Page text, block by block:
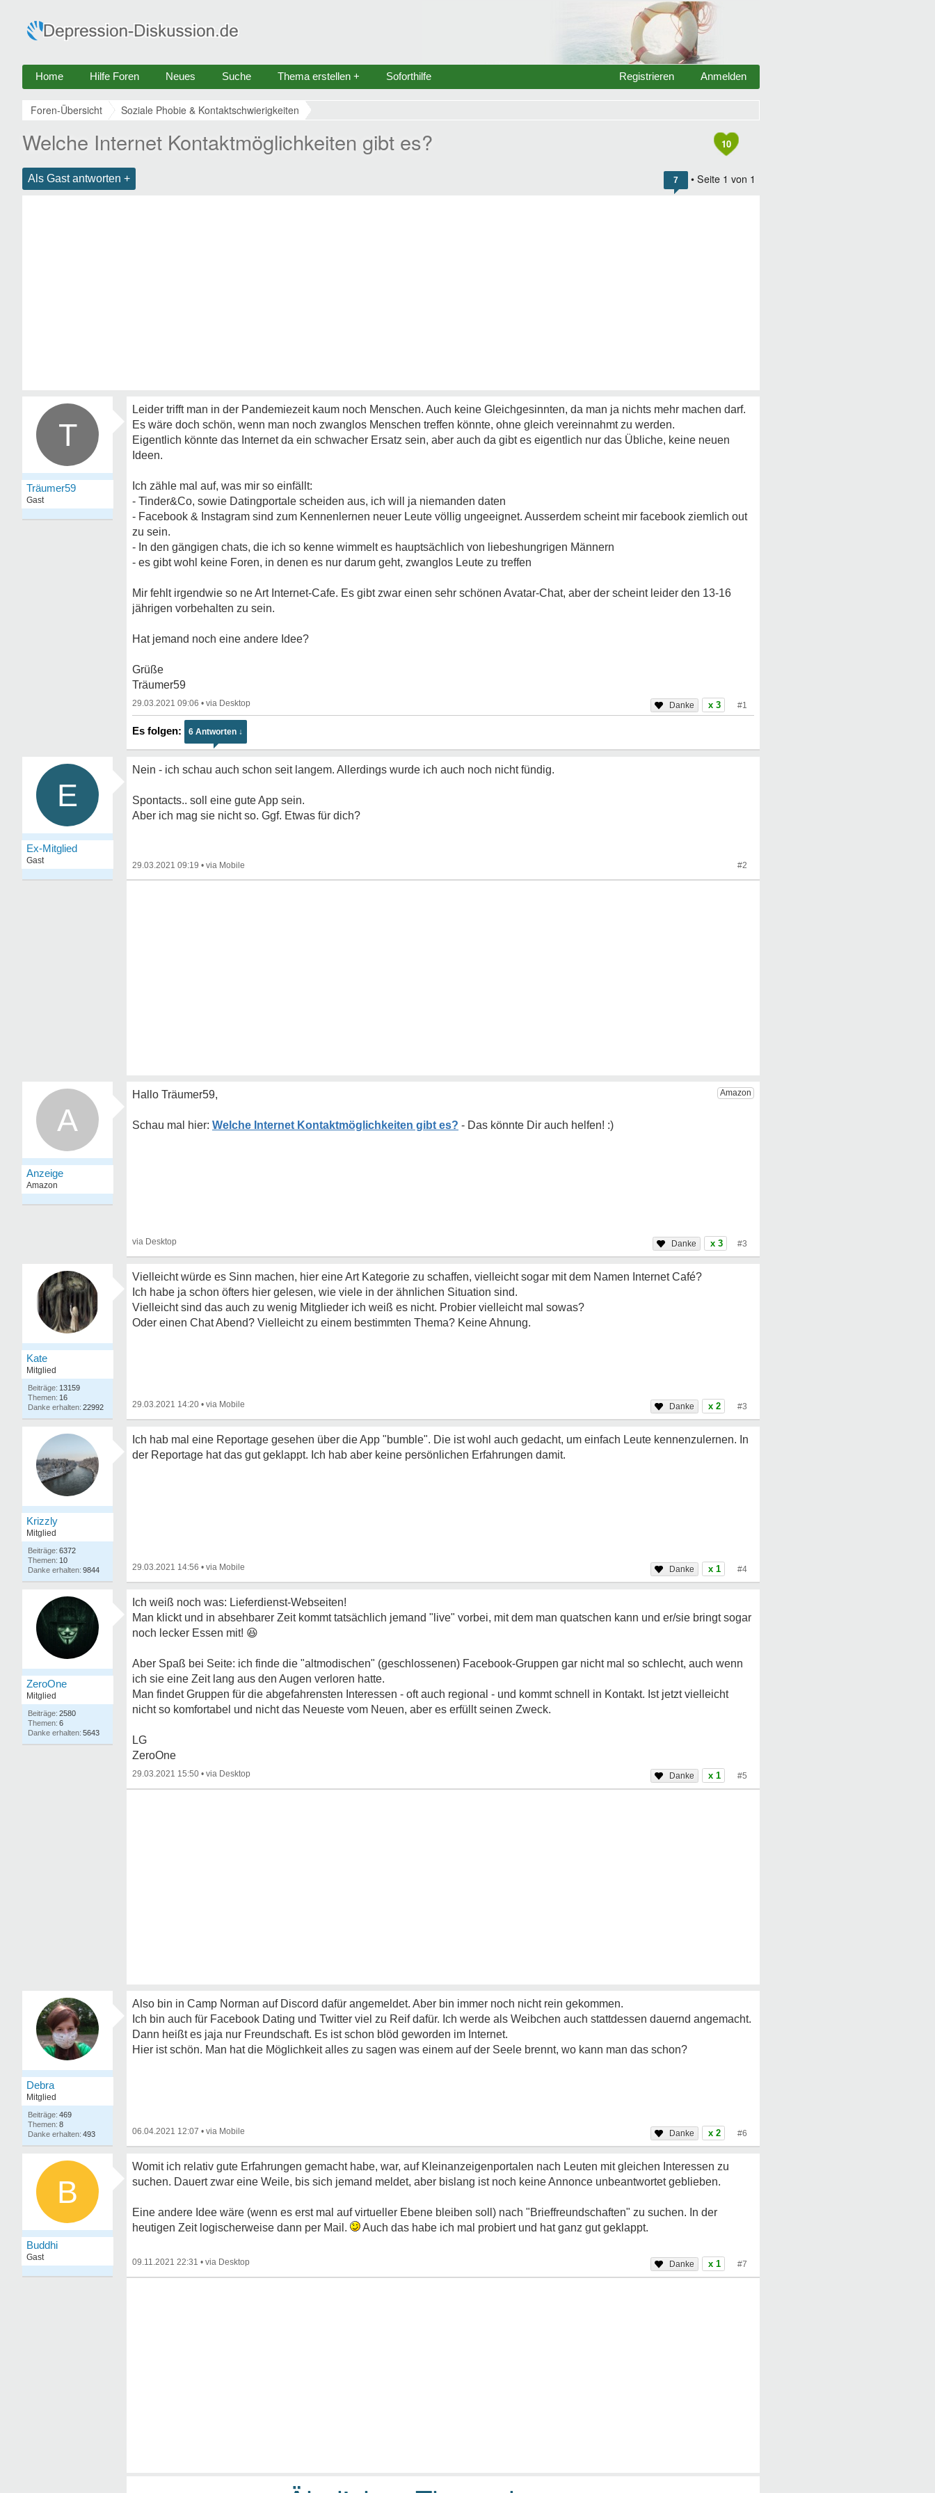
Home Hilfe Foren Neues Suche Thema erstellen + Soforthilfe Anmelden
Registrieren
Foren-Übersicht Soziale Phobie & Kontaktschwierigkeiten
10
Welche Internet Kontaktmöglichkeiten gibt es?
Als Gast antworten + 7 • Seite 1 von 1
T
Träumer59
Gast
Leider trifft man in der Pandemiezeit kaum noch Menschen. Auch keine Gleichgesinnten, da man ja nichts mehr machen darf.
Es wäre doch schön, wenn man noch zwanglos Menschen treffen könnte, ohne gleich vereinnahmt zu werden.
Eigentlich könnte das Internet da ein schwacher Ersatz sein, aber auch da gibt es eigentlich nur das Übliche, keine neuen
Ideen.
Ich zähle mal auf, was mir so einfällt:
- Tinder&Co, sowie Datingportale scheiden aus, ich will ja niemanden daten
- Facebook & Instagram sind zum Kennenlernen neuer Leute völlig ungeeignet. Ausserdem scheint mir facebook ziemlich out
zu sein.
- In den gängigen chats, die ich so kenne wimmelt es hauptsächlich von liebeshungrigen Männern
- es gibt wohl keine Foren, in denen es nur darum geht, zwanglos Leute zu treffen
Mir fehlt irgendwie so ne Art Internet-Cafe. Es gibt zwar einen sehr schönen Avatar-Chat, aber der scheint leider den 13-16
jährigen vorbehalten zu sein.
Hat jemand noch eine andere Idee?
Grüße
Träumer59
29.03.2021 09:06 • x 3 #1
6 Antworten ↓
E
Ex-Mitglied
Gast
Nein - ich schau auch schon seit langem. Allerdings wurde ich auch noch nicht fündig.
Spontacts.. soll eine gute App sein.
Aber ich mag sie nicht so. Ggf. Etwas für dich?
29.03.2021 09:19 • #2
A
Hallo Träumer59,
Welche Internet Kontaktmöglichkeiten gibt es?
x 3 #3
Kate
Mitglied
13159
16
22992
Vielleicht würde es Sinn machen, hier eine Art Kategorie zu schaffen, vielleicht sogar mit dem Namen Internet Café?
Ich habe ja schon öfters hier gelesen, wie viele in der ähnlichen Situation sind.
Vielleicht sind das auch zu wenig Mitglieder ich weiß es nicht. Probier vielleicht mal sowas?
Oder einen Chat Abend? Vielleicht zu einem bestimmten Thema? Keine Ahnung.
29.03.2021 14:20 • x 2 #3
Krizzly
Mitglied
6372
10
9844
Ich hab mal eine Reportage gesehen über die App "bumble". Die ist wohl auch gedacht, um einfach Leute kennenzulernen. In
der Reportage hat das gut geklappt. Ich hab aber keine persönlichen Erfahrungen damit.
29.03.2021 14:56 • x 1 #4
ZeroOne
Mitglied
2580
6
5643
Ich weiß noch was: Lieferdienst-Webseiten!
Man klickt und in absehbarer Zeit kommt tatsächlich jemand "live" vorbei, mit dem man quatschen kann und er/sie bringt sogar
noch lecker Essen mit! 😆
Aber Spaß bei Seite: ich finde die "altmodischen" (geschlossenen) Facebook-Gruppen gar nicht mal so schlecht, auch wenn
ich sie eine Zeit lang aus den Augen verloren hatte.
Man findet Gruppen für die abgefahrensten Interessen - oft auch regional - und kommt schnell in Kontakt. Ist jetzt vielleicht
nicht so komfortabel und nicht das Neueste vom Neuen, aber es erfüllt seinen Zweck.
LG
ZeroOne
29.03.2021 15:50 • x 1 #5
Debra
Mitglied
469
8
493
Also bin in Camp Norman auf Discord dafür angemeldet. Aber bin immer noch nicht rein gekommen.
Ich bin auch für Facebook Dating und Twitter viel zu Reif dafür. Ich werde als Weibchen auch stattdessen dauernd angemacht.
Dann heißt es jaja nur Freundschaft. Es ist schon blöd geworden im Internet.
Hier ist schön. Man hat die Möglichkeit alles zu sagen was einem auf der Seele brennt, wo kann man das schon?
06.04.2021 12:07 • x 2 #6
B
Buddhi
Gast
Womit ich relativ gute Erfahrungen gemacht habe, war, auf Kleinanzeigenportalen nach Leuten mit gleichen Interessen zu
suchen. Dauert zwar eine Weile, bis sich jemand meldet, aber bislang ist noch keine Annonce unbeantwortet geblieben.
Eine andere Idee wäre (wenn es erst mal auf virtueller Ebene bleiben soll) nach "Brieffreundschaften" zu suchen. In der
heutigen Zeit logischerweise dann per Mail.
Auch das habe ich mal probiert und hat ganz gut geklappt.
09.11.2021 22:31 • x 1 #7